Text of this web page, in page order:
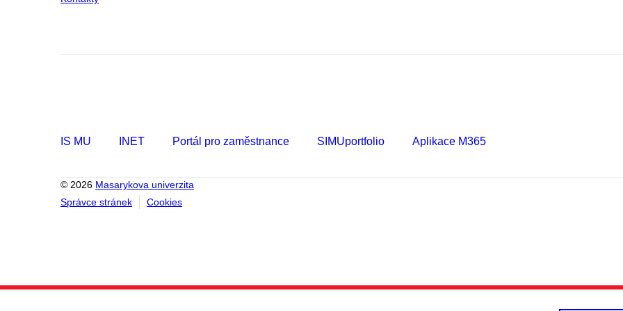
IS MU INET Portál pro zaměstnance SIMUportfolio Aplikace M365
© 2026 Masarykova univerzita
Správce stránek
Cookies